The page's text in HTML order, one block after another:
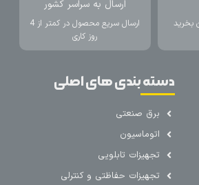
بخرید
ارسال به سراسر کشور
ارسال سریع محصول در کمتر از 4
روز کاری
دسته بندی های اصلی
برق صنعتی
اتوماسیون
تجهیزات تابلویی
تجهیزات حفاظتی و کنترلی